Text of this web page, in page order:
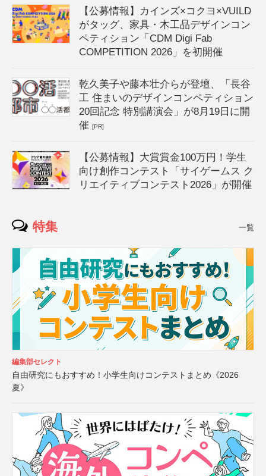
【公募情報】カインズ×コクヨ×VUILD
がタッグ、家具・木工品デザインコン
ペティション「CDM Digi Fab
COMPETITION 2026」を初開催
乾久美子や藤本壮介らが登壇、「長谷
工 住まいのデザインコンペティション
20回記念 特別講演会」が8月19日に開
催[PR]
【公募情報】大賞賞金100万円！学生
向け創作コンテスト「サイゲームス ク
リエイティブコンテスト2026」が開催
特集 一覧
編集部セレクト
自由研究にもおすすめ！小学生向けコンテストまとめ《2026
夏》